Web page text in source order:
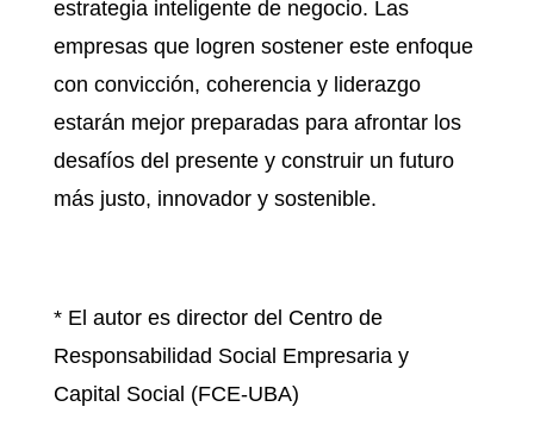
estrategia inteligente de negocio. Las
empresas que logren sostener este enfoque
con convicción, coherencia y liderazgo
estarán mejor preparadas para afrontar los
desafíos del presente y construir un futuro
más justo, innovador y sostenible.
* El autor es director del Centro de
Responsabilidad Social Empresaria y
Capital Social (FCE-UBA)